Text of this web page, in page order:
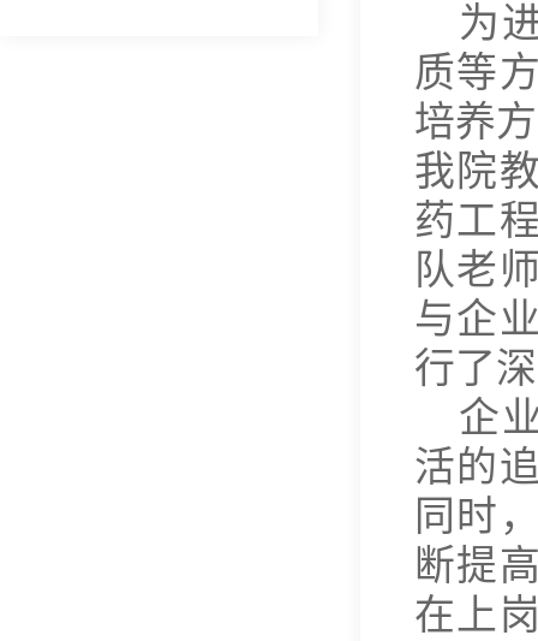
为
质等
培养
我院
药工
队老
与企
行了
企
活的
同时
断提
在上